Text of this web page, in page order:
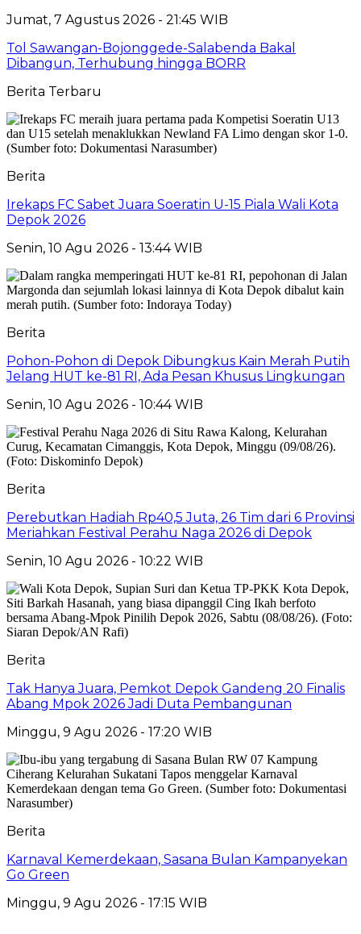
Jumat, 7 Agustus 2026 - 21:45 WIB
Tol Sawangan-Bojonggede-Salabenda Bakal
Dibangun, Terhubung hingga BORR
Berita Terbaru
Berita
Irekaps FC Sabet Juara Soeratin U-15 Piala Wali Kota
Depok 2026
Senin, 10 Agu 2026 - 13:44 WIB
Berita
Pohon-Pohon di Depok Dibungkus Kain Merah Putih
Jelang HUT ke-81 RI, Ada Pesan Khusus Lingkungan
Senin, 10 Agu 2026 - 10:44 WIB
Berita
Perebutkan Hadiah Rp40,5 Juta, 26 Tim dari 6 Provinsi
Meriahkan Festival Perahu Naga 2026 di Depok
Senin, 10 Agu 2026 - 10:22 WIB
Berita
Tak Hanya Juara, Pemkot Depok Gandeng 20 Finalis
Abang Mpok 2026 Jadi Duta Pembangunan
Minggu, 9 Agu 2026 - 17:20 WIB
Berita
Karnaval Kemerdekaan, Sasana Bulan Kampanyekan
Go Green
Minggu, 9 Agu 2026 - 17:15 WIB